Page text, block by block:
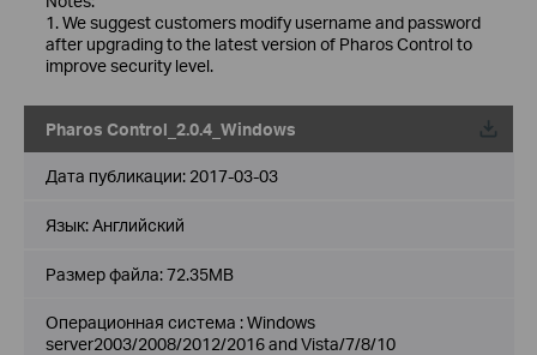
1. We suggest customers modify username and password
after upgrading to the latest version of Pharos Control to
improve security level.
Pharos Control_2.0.4_Windows
Дата публикации: 2017-03-03
Язык:Английский
Размер файла:72.35MB
Операционная система : Windows
server2003/2008/2012/2016 and Vista/7/8/10